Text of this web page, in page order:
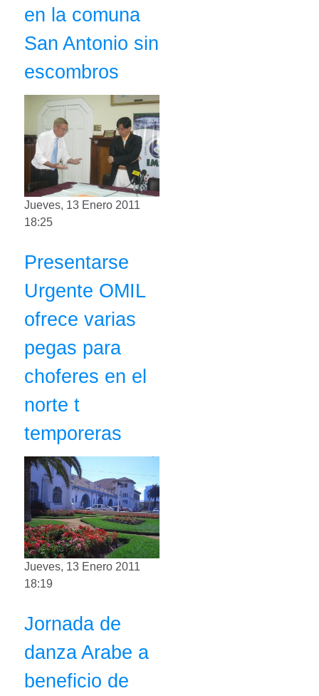
en la comuna
San Antonio sin
escombros
Jueves, 13 Enero 2011
18:25
Presentarse
Urgente OMIL
ofrece varias
pegas para
choferes en el
norte t
temporeras
Jueves, 13 Enero 2011
18:19
Jornada de
danza Arabe a
beneficio de